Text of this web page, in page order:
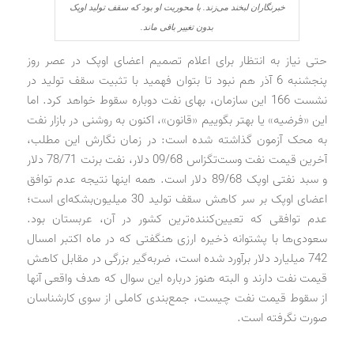
خبرنگاران لبخند می‌زند. با محوریت او بود که سقف تولید اوپک
بدون تغییر باقی ماند.
حتی نیاز به انتظار برای اعلام تصمیم اعضای اوپک در عصر روز
پنجشنبه 6 آذر هم نبود تا بتوان فهمید با تثبیت سقف تولید در
نشست 166 این سازمان، بهای نفت دوباره سقوط خواهد کرد. اما
این «فرضیه» یا بهتر بگوییم «قانون»، اکنون به روشنی در بازار نفت
به محک آزمون گذاشته شده است: در زمان نگارش این مطلب،
آخرین قیمت نفت وست‌تگزاس 09/68 دلار، نفت برنت 78/71 دلار
و سبد نفتی اوپک 89/68 دلار است. همه اینها نتیجه عدم توافق
اعضای اوپک بر سر کاهش سقف تولید 30 میلیون‌بشکه‌ای است؛
عدم توافقی که تعیین‌کننده‌ترین کشور در آن، عربستان بود.
سعودی‌ها با پشتوانه ذخیره ارزی هنگفتی که در ماه اکتبر امسال
742 میلیارد دلار برآورد شده است، ضربه‌گیر بزرگی در مقابل کاهش
قیمت نفت دارند و البته هنوز درباره این سوال که هدف واقعی آنها
از سقوط قیمت نفت چیست، جمع‌بندی کاملی از سوی کارشناسان
صورت نگرفته است.